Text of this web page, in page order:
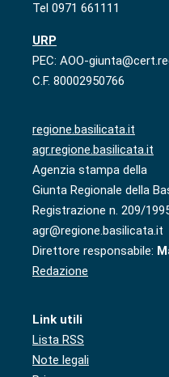
Tel 0971 661111
URP
PEC: AOO-
C.F. 80002950766
regione.basilicata.it
agr.regione.basilicata.it
Agenzia stampa della
Giunta Regionale della
Registrazione n. 209/
agr@regione.basilicata.it
Direttore responsabile:
Redazione
Link utili
Lista RSS
Note legali